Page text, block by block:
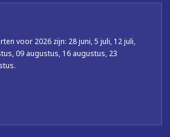
voor 2026 zijn: 28 juni, 5 juli, 12 juli,
09 augustus, 16 augustus, 23